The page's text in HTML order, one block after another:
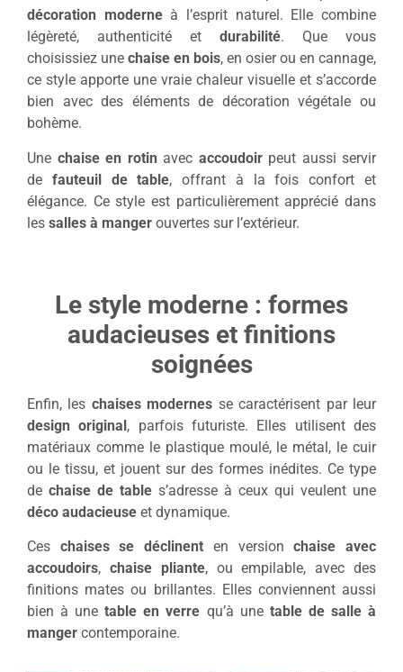
décoration moderneà l’esprit naturel. Elle combine
légèreté, authenticité et durabilité. Que vous
choisissiez une chaise en bois, en osier ou en cannage,
ce style apporte une vraie chaleur visuelle et s’accorde
bien avec des éléments de décoration végétale ou
bohème.
Une chaise en rotin avec accoudoirpeut aussi servir
de fauteuil de table, offrant à la fois confort et
élégance. Ce style est particulièrement apprécié dans
les salles à manger ouvertes sur l’extérieur.
Le style moderne : formes
audacieuses et finitions
soignées
Enfin, les chaises modernes se caractérisent par leur
design original, parfois futuriste. Elles utilisent des
matériaux comme le plastique moulé, le métal, le cuir
ou le tissu, et jouent sur des formes inédites. Ce type
de chaise de table s’adresse à ceux qui veulent une
déco audacieuse et dynamique.
Ces chaises se déclinent en versionchaise avec
accoudoirs, chaise pliante, ou empilable, avec des
finitions mates ou brillantes. Elles conviennent aussi
bien à unetable en verre qu’à une table de salle à
manger contemporaine.